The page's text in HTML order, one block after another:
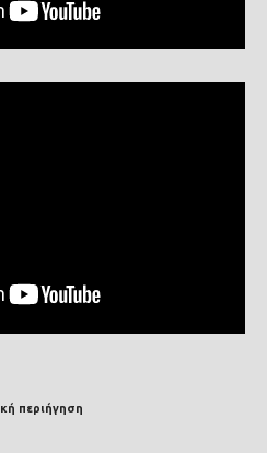
περιήγηση